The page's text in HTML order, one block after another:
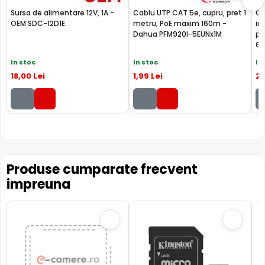
INFRAROSU pana la 20 metri
Poate oferi imagini pe timpul noptii sau in conditii de
iluminare scazuta, de la o distanta de pana la 20 metri,
IPC-HFW3441T-AS-P-0210B fiind dotata cu un iluminator in
Tehnologie revolutionara WizSense
Sursa de alimentare 12V, 1A -
OEM SDC-12D1E
In stoc
18,00 Lei
Cablu UTP CAT 5e, cupru, pret 1
metru, PoE maxim 160m -
Dahua PFM920I-5EUNx1M
In stoc
1,99 Lei
In
2
Produse cumparate frecvent
impreuna